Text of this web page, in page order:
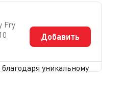
Fry
Добавить
уникальному
воздуха. Шесть